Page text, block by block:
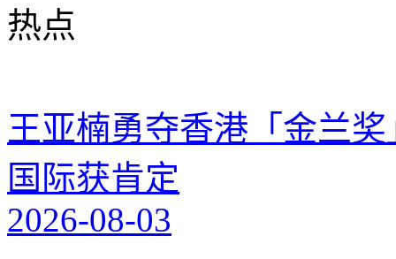
热点
王亚楠勇夺香港「金兰
国际获肯定
2026-08-03